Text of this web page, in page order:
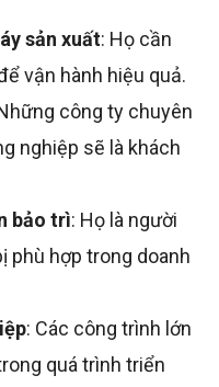
sản xuất: Họ cần
vận hành hiệu quả.
công ty chuyên
nghiệp sẽ là khách
bảo trì: Họ là người
phù hợp trong doanh
: Các công trình lớn
quá trình triển